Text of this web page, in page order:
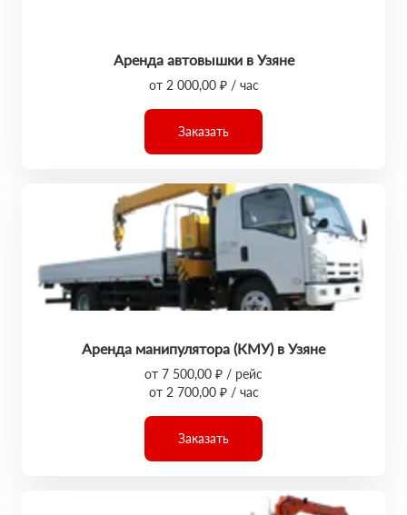
Аренда автовышки в Узяне
от 2 000,00 ₽ / час
Заказать
Аренда манипулятора (КМУ) в Узяне
от 7 500,00 ₽ / рейс
от 2 700,00 ₽ / час
Заказать